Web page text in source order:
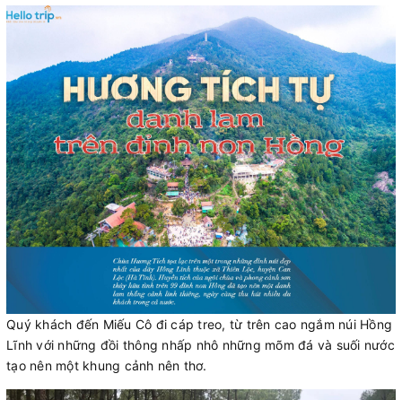
Quý khách đến Miếu Cô đi cáp treo, từ trên cao ngắm núi Hồng
Lĩnh với những đồi thông nhấp nhô những mõm đá và suối nước
tạo nên một khung cảnh nên thơ.